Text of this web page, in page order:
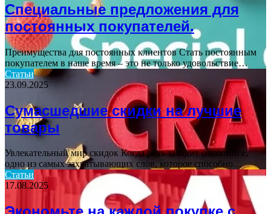
Специальные предложения для
постоянных покупателей.
Преимущества для постоянных клиентов Стать постоянным
покупателем в наше время – это не только удовольствие…
Статьи
23.09.2025
Сумасшедшие скидки на лучшие
товары
Увлекательный мир скидок Когда речь заходит о шопинге,
одно из самых захватывающих слов, которое способно…
Статьи
17.08.2025